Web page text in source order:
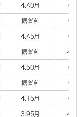
4.40月 -0.25
据置き 0.02
4.45月 0.05
据置き -0.01
4.50月 0.05
据置き 0.02
4.15月 -0.35
3.95月 -0.20